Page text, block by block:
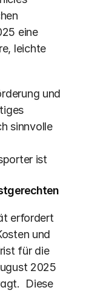
eine
leichte
und
sinnvolle
ist
erfordert
und
für die
2025
Diese